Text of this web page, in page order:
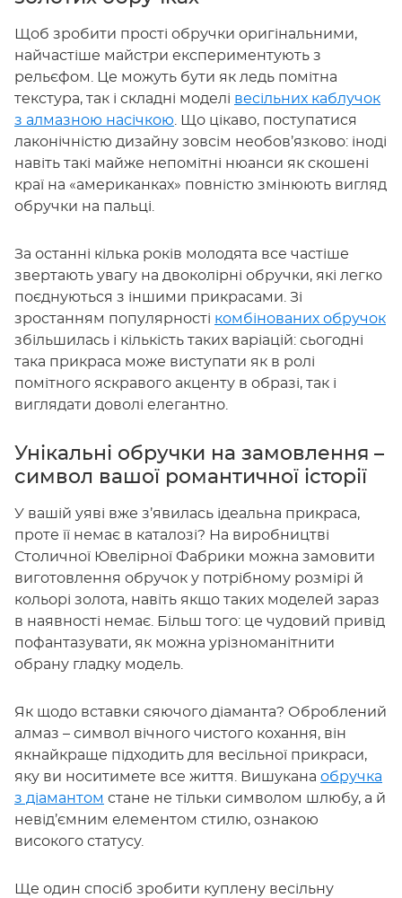
Щоб зробити прості обручки оригінальними,
найчастіше майстри експериментують з
рельєфом. Це можуть бути як ледь помітна
текстура, так і складні моделі весільних каблучок
з алмазною насічкою. Що цікаво, поступатися
лаконічністю дизайну зовсім необов’язково: іноді
навіть такі майже непомітні нюанси як скошені
краї на «американках» повністю змінюють вигляд
обручки на пальці.
За останні кілька років молодята все частіше
звертають увагу на двоколірні обручки, які легко
поєднуються з іншими прикрасами. Зі
зростанням популярності комбінованих обручок
збільшилась і кількість таких варіацій: сьогодні
така прикраса може виступати як в ролі
помітного яскравого акценту в образі, так і
виглядати доволі елегантно.
Унікальні обручки на замовлення –
символ вашої романтичної історії
У вашій уяві вже з’явилась ідеальна прикраса,
проте її немає в каталозі? На виробництві
Столичної Ювелірної Фабрики можна замовити
виготовлення обручок у потрібному розмірі й
кольорі золота, навіть якщо таких моделей зараз
в наявності немає. Більш того: це чудовий привід
пофантазувати, як можна урізноманітнити
обрану гладку модель.
Як щодо вставки сяючого діаманта? Оброблений
алмаз – символ вічного чистого кохання, він
якнайкраще підходить для весільної прикраси,
яку ви носитимете все життя. Вишукана обручка
з діамантом стане не тільки символом шлюбу, а й
невід’ємним елементом стилю, ознакою
високого статусу.
Ще один спосіб зробити куплену весільну